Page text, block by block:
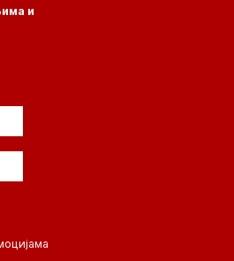
и